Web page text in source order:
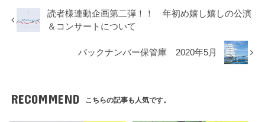
読者様連動企画第二弾！！ 年初め嬉し嬉しの公演
＆コンサートについて
バックナンバー保管庫 2020年5月
RECOMMEND こちらの記事も人気です。